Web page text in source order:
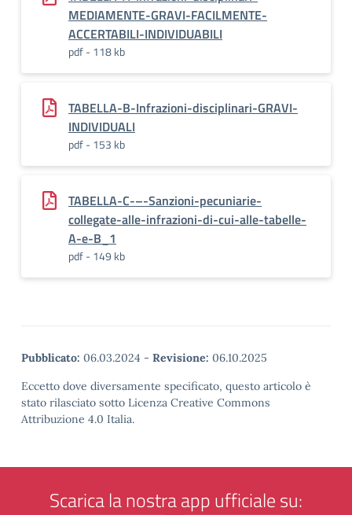
MEDIAMENTE-GRAVI-FACILMENTE-
ACCERTABILI-INDIVIDUABILI
pdf - 118 kb
TABELLA-B-Infrazioni-disciplinari-GRAVI-
INDIVIDUALI
pdf - 153 kb
TABELLA-C-–-Sanzioni-pecuniarie-
collegate-alle-infrazioni-di-cui-alle-tabelle-
A-e-B_1
pdf - 149 kb
Pubblicato: 06.03.2024 - Revisione: 06.10.2025
Eccetto dove diversamente specificato, questo articolo è
stato rilasciato sotto Licenza Creative Commons
Attribuzione 4.0 Italia.
Scarica la nostra app ufficiale su: